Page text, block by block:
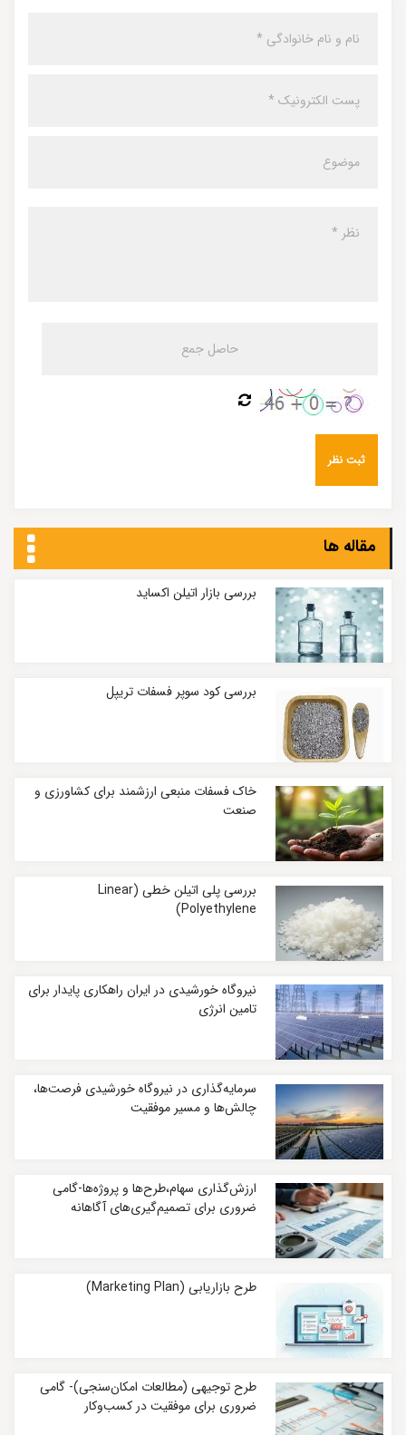
مقاله ها
بررسی بازار اتیلن اکساید
بررسی کود سوپر فسفات تریپل
خاک فسفات منبعی ارزشمند برای کشاورزی و
صنعت
بررسی پلی اتیلن خطی (Linear
Polyethylene)
نیروگاه خورشیدی در ایران راهکاری پایدار برای
تامین انرژی
سرمایه‌گذاری در نیروگاه خورشیدی فرصت‌ها،
چالش‌ها و مسیر موفقیت
ارزش‌گذاری سهام،طرح‌ها و پروژه‌ها-گامی
ضروری برای تصمیم‌گیری‌های آگاهانه
طرح بازاریابی (Marketing Plan)
طرح توجیهی (مطالعات امکان‌سنجی)- گامی
ضروری برای موفقیت در کسب‌وکار